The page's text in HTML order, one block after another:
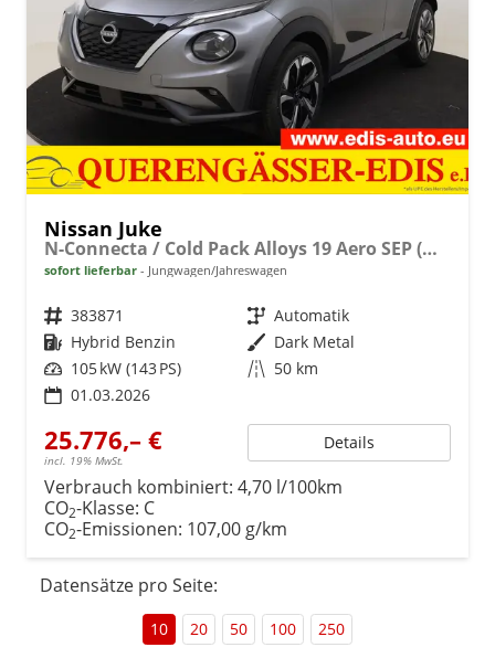
Nissan Juke
N-Connecta / Cold Pack Alloys 19 Aero SEP (MY25)
sofort lieferbar Jungwagen/Jahreswagen
Fahrzeugnr. 383871 Getriebe Automatik
Kraftstoff Hybrid Benzin Außenfarbe Dark Metal
Leistung 105 kW (143 PS) Kilometerstand 50 km
01.03.2026
25.776,– €
incl. 19% MwSt.
Details
Verbrauch kombiniert: 4,70 l/100km
CO2-Klasse: C
CO2-Emissionen: 107,00 g/km
Datensätze pro Seite:
10 20 50 100 250